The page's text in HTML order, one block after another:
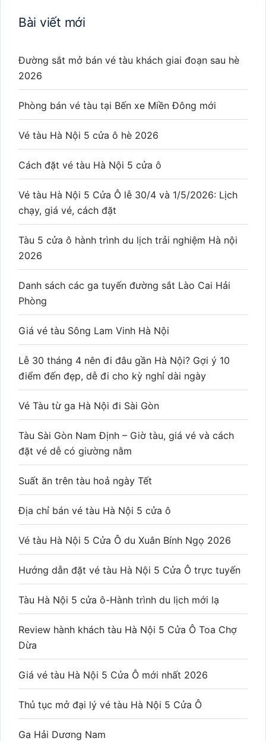
Bài viết mới
Đường sắt mở bán vé tàu khách giai đoạn sau hè
2026
Phòng bán vé tàu tại Bến xe Miền Đông mới
Vé tàu Hà Nội 5 cửa ô hè 2026
Cách đặt vé tàu Hà Nội 5 cửa ô
Vé tàu Hà Nội 5 Cửa Ô lễ 30/4 và 1/5/2026: Lịch
chạy, giá vé, cách đặt
Tàu 5 cửa ô hành trình du lịch trải nghiệm Hà nội
2026
Danh sách các ga tuyến đường sắt Lào Cai Hải
Phòng
Giá vé tàu Sông Lam Vinh Hà Nội
Lễ 30 tháng 4 nên đi đâu gần Hà Nội? Gợi ý 10
điểm đến đẹp, dễ đi cho kỳ nghỉ dài ngày
Vé Tàu từ ga Hà Nội đi Sài Gòn
Tàu Sài Gòn Nam Định – Giờ tàu, giá vé và cách
đặt vé dễ có giường nằm
Suất ăn trên tàu hoả ngày Tết
Địa chỉ bán vé tàu Hà Nội 5 cửa ô
Vé tàu Hà Nội 5 Cửa Ô du Xuân Bính Ngọ 2026
Hướng dẫn đặt vé tàu Hà Nội 5 Cửa Ô trực tuyến
Tàu Hà Nội 5 cửa ô-Hành trình du lịch mới lạ
Review hành khách tàu Hà Nội 5 Cửa Ô Toa Chợ
Dừa
Giá vé tàu Hà Nội 5 Cửa Ô mới nhất 2026
Thủ tục mở đại lý vé tàu Hà Nội 5 Cửa Ô
Ga Hải Dương Nam